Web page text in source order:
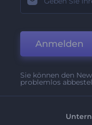
Anmelden
Sie können den
problemlos